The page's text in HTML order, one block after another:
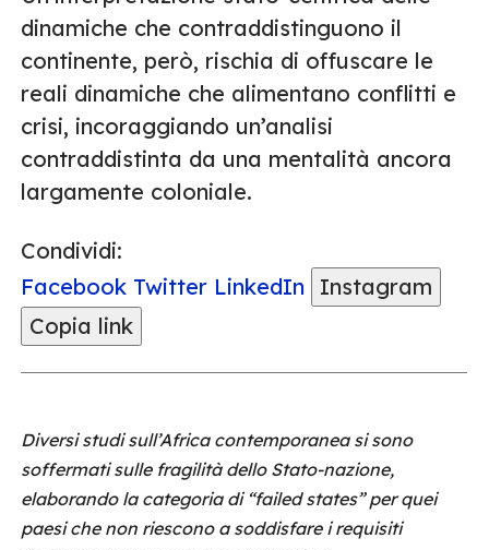
dinamiche che contraddistinguono il
continente, però, rischia di offuscare le
reali dinamiche che alimentano conflitti e
crisi, incoraggiando un’analisi
contraddistinta da una mentalità ancora
largamente coloniale.
Condividi:
Facebook Twitter LinkedIn
Instagram
Copia link
Diversi studi sull’Africa contemporanea si sono
soffermati sulle fragilità dello Stato-nazione,
elaborando la categoria di “failed states” per quei
paesi che non riescono a soddisfare i requisiti